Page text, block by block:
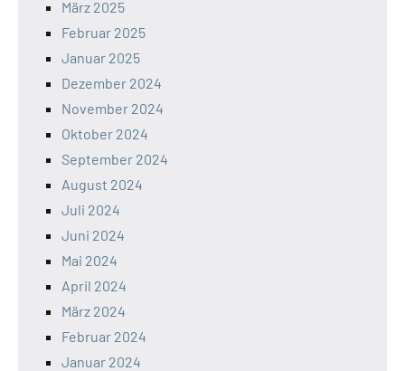
März 2025
Februar 2025
Januar 2025
Dezember 2024
November 2024
Oktober 2024
September 2024
August 2024
Juli 2024
Juni 2024
Mai 2024
April 2024
März 2024
Februar 2024
Januar 2024